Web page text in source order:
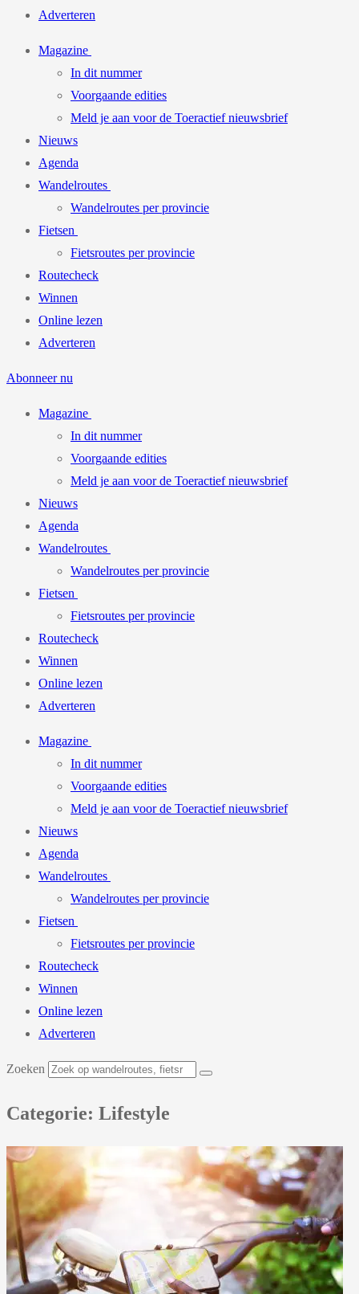
Adverteren
Magazine
In dit nummer
Voorgaande edities
Meld je aan voor de Toeractief nieuwsbrief
Nieuws
Agenda
Wandelroutes
Wandelroutes per provincie
Fietsen
Fietsroutes per provincie
Routecheck
Winnen
Online lezen
Adverteren
Abonneer nu
Magazine
In dit nummer
Voorgaande edities
Meld je aan voor de Toeractief nieuwsbrief
Nieuws
Agenda
Wandelroutes
Wandelroutes per provincie
Fietsen
Fietsroutes per provincie
Routecheck
Winnen
Online lezen
Adverteren
Magazine
In dit nummer
Voorgaande edities
Meld je aan voor de Toeractief nieuwsbrief
Nieuws
Agenda
Wandelroutes
Wandelroutes per provincie
Fietsen
Fietsroutes per provincie
Routecheck
Winnen
Online lezen
Adverteren
Zoeken
Categorie: Lifestyle